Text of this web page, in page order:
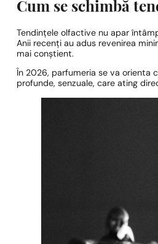
Cum se schimbă
Tendințele olfactive nu apar
Anii recenți au adus revenirea
mai conștient.
În 2026, parfumeria se va orienta
profunde, senzuale, care ating